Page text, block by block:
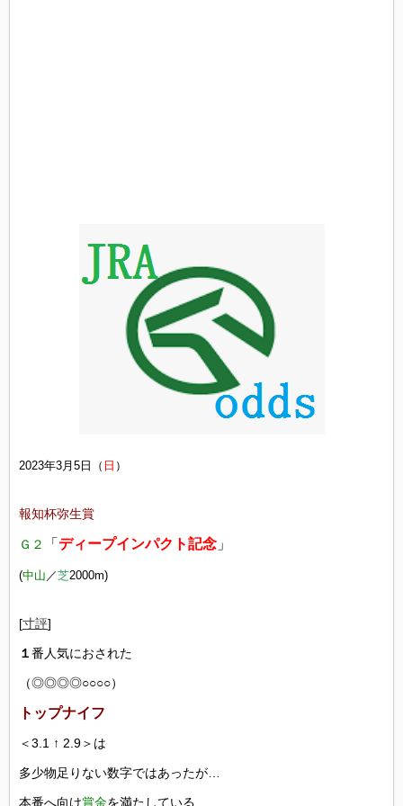
2023年3月5日（ 日 ）
報知杯弥生賞
Ｇ２ 「 ディープインパクト記念 」
(中山 ／芝2000m)
[寸評]
１番人気におされた
（◎◎◎◎○○○○）
トップナイフ
＜3.1 ↑ 2.9＞は
多少物足りない数字ではあったが…
本番へ向け賞金を満たしている